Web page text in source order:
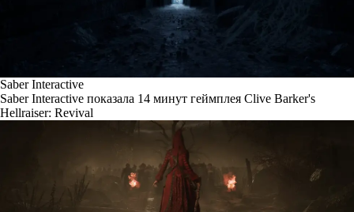
Saber Interactive
Saber Interactive показала 14 минут геймплея Clive Barker's
Hellraiser: Revival